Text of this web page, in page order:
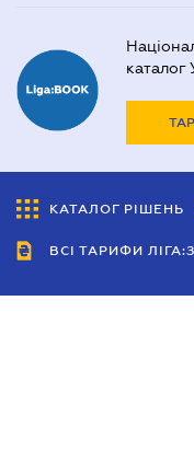
каталог
КАТАЛОГ РІШЕНЬ
ВСІ ТАРИФИ